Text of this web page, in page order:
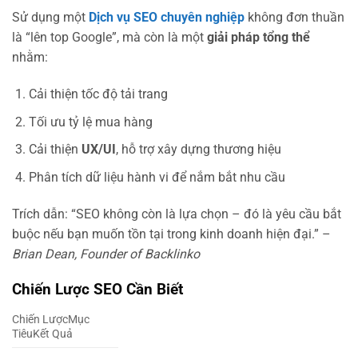
Sử dụng một Dịch vụ SEO chuyên nghiệp không đơn thuần
là “lên top Google”, mà còn là một giải pháp tổng thể
nhằm:
Cải thiện tốc độ tải trang
Tối ưu tỷ lệ mua hàng
Cải thiện UX/UI , hỗ trợ xây dựng thương hiệu
Phân tích dữ liệu hành vi để nắm bắt nhu cầu
Trích dẫn: “SEO không còn là lựa chọn – đó là yêu cầu bắt
buộc nếu bạn muốn tồn tại trong kinh doanh hiện đại.” –
Brian Dean, Founder of Backlinko
Chiến Lược SEO Cần Biết
Chiến LượcMục
TiêuKết Quả